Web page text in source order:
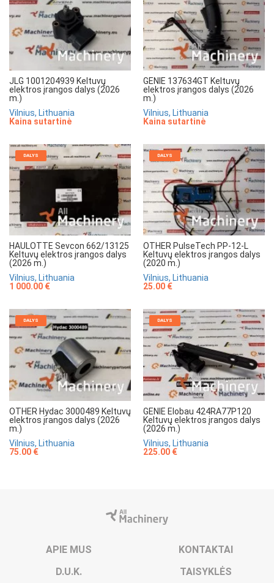
JLG 1001204939 Keltuvų
elektros įrangos dalys (2026
m.)
Vilnius, Lithuania
Kaina sutartinė
GENIE 137634GT Keltuvų
elektros įrangos dalys (2026
m.)
Vilnius, Lithuania
Kaina sutartinė
DALYS
HAULOTTE Sevcon 662/13125
Keltuvų elektros įrangos dalys
(2026 m.)
Vilnius, Lithuania
1 000.00 €
DALYS
OTHER PulseTech PP-12-L
Keltuvų elektros įrangos dalys
(2020 m.)
Vilnius, Lithuania
25.00 €
DALYS
OTHER Hydac 3000489 Keltuvų
elektros įrangos dalys (2026
m.)
Vilnius, Lithuania
75.00 €
DALYS
GENIE Elobau 424RA77P120
Keltuvų elektros įrangos dalys
(2026 m.)
Vilnius, Lithuania
225.00 €
APIE MUS
KONTAKTAI
D.U.K.
TAISYKLĖS